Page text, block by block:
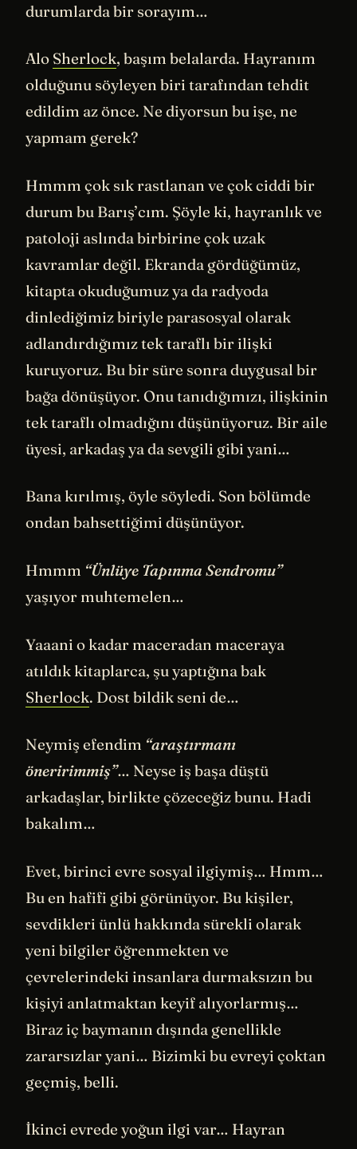
durumlarda bir sorayım…
Alo Sherlock, başım belalarda. Hayranım
olduğunu söyleyen biri tarafından tehdit
edildim az önce. Ne diyorsun bu işe, ne
yapmam gerek?
Hmmm çok sık rastlanan ve çok ciddi bir
durum bu Barış’cım. Şöyle ki, hayranlık ve
patoloji aslında birbirine çok uzak
kavramlar değil. Ekranda gördüğümüz,
kitapta okuduğumuz ya da radyoda
dinlediğimiz biriyle parasosyal olarak
adlandırdığımız tek taraflı bir ilişki
kuruyoruz. Bu bir süre sonra duygusal bir
bağa dönüşüyor. Onu tanıdığımızı, ilişkinin
tek taraflı olmadığını düşünüyoruz. Bir aile
üyesi, arkadaş ya da sevgili gibi yani…
Bana kırılmış, öyle söyledi. Son bölümde
ondan bahsettiğimi düşünüyor.
Hmmm “Ünlüye Tapınma Sendromu”
yaşıyor muhtemelen…
Yaaani o kadar maceradan maceraya
atıldık kitaplarca, şu yaptığına bak
Sherlock. Dost bildik seni de…
Neymiş efendim “araştırmanı
öneririmmiş”… Neyse iş başa düştü
arkadaşlar, birlikte çözeceğiz bunu. Hadi
bakalım…
Evet, birinci evre sosyal ilgiymiş… Hmm…
Bu en hafifi gibi görünüyor. Bu kişiler,
sevdikleri ünlü hakkında sürekli olarak
yeni bilgiler öğrenmekten ve
çevrelerindeki insanlara durmaksızın bu
kişiyi anlatmaktan keyif alıyorlarmış…
Biraz iç baymanın dışında genellikle
zararsızlar yani… Bizimki bu evreyi çoktan
geçmiş, belli.
İkinci evrede yoğun ilgi var… Hayran